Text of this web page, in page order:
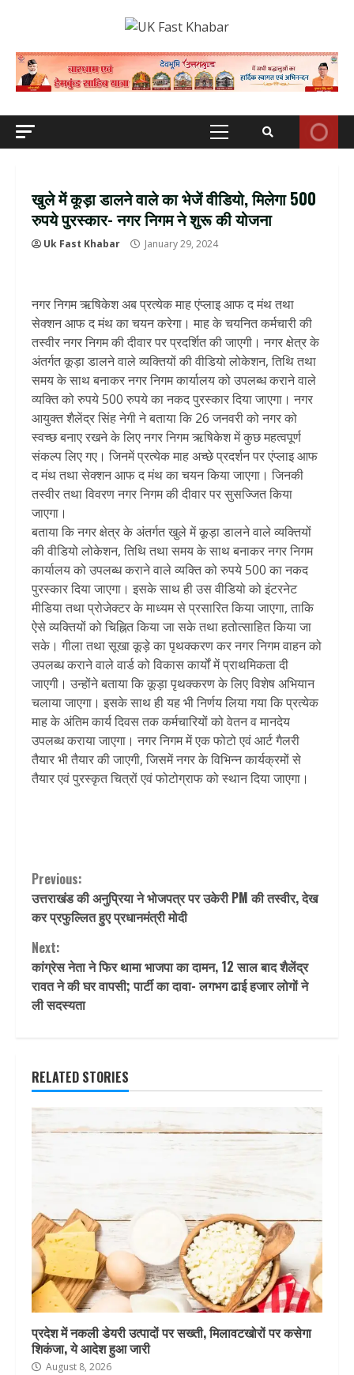
Primary
खुले में कूड़ा डालने वाले का भेजें वीडियो, मिलेगा 500
रुपये पुरस्कार- नगर निगम ने शुरू की योजना
Uk Fast Khabar January 29, 2024
नगर निगम ऋषिकेश अब प्रत्येक माह एंप्लाइ आफ द मंथ तथा
सेक्शन आफ द मंथ का चयन करेगा। माह के चयनित कर्मचारी की
तस्वीर नगर निगम की दीवार पर प्रदर्शित की जाएगी। नगर क्षेत्र के
अंतर्गत कूड़ा डालने वाले व्यक्तियों की वीडियो लोकेशन, तिथि तथा
समय के साथ बनाकर नगर निगम कार्यालय को उपलब्ध कराने वाले
व्यक्ति को रुपये 500 रुपये का नकद पुरस्कार दिया जाएगा। नगर
आयुक्त शैलेंद्र सिंह नेगी ने बताया कि 26 जनवरी को नगर को
स्वच्छ बनाए रखने के लिए नगर निगम ऋषिकेश में कुछ महत्वपूर्ण
संकल्प लिए गए। जिनमें प्रत्येक माह अच्छे प्रदर्शन पर एंप्लाइ आफ
द मंथ तथा सेक्शन आफ द मंथ का चयन किया जाएगा। जिनकी
तस्वीर तथा विवरण नगर निगम की दीवार पर सुसज्जित किया
जाएगा।
बताया कि नगर क्षेत्र के अंतर्गत खुले में कूड़ा डालने वाले व्यक्तियों
की वीडियो लोकेशन, तिथि तथा समय के साथ बनाकर नगर निगम
कार्यालय को उपलब्ध कराने वाले व्यक्ति को रुपये 500 का नकद
पुरस्कार दिया जाएगा। इसके साथ ही उस वीडियो को इंटरनेट
मीडिया तथा प्रोजेक्टर के माध्यम से प्रसारित किया जाएगा, ताकि
ऐसे व्यक्तियों को चिह्नित किया जा सके तथा हतोत्साहित किया जा
सके। गीला तथा सूखा कूड़े का पृथक्करण कर नगर निगम वाहन को
उपलब्ध कराने वाले वार्ड को विकास कार्यों में प्राथमिकता दी
जाएगी। उन्होंने बताया कि कूड़ा पृथक्करण के लिए विशेष अभियान
चलाया जाएगा। इसके साथ ही यह भी निर्णय लिया गया कि प्रत्येक
माह के अंतिम कार्य दिवस तक कर्मचारियों को वेतन व मानदेय
उपलब्ध कराया जाएगा। नगर निगम में एक फोटो एवं आर्ट गैलरी
तैयार भी तैयार की जाएगी, जिसमें नगर के विभिन्न कार्यक्रमों से
तैयार एवं पुरस्कृत चित्रों एवं फोटोग्राफ को स्थान दिया जाएगा।
Continue
Reading
Previous:
उत्तराखंड की अनुप्रिया ने भोजपत्र पर उकेरी PM की तस्वीर, देख
कर प्रफुल्लित हुए प्रधानमंत्री मोदी
Next:
कांग्रेस नेता ने फिर थामा भाजपा का दामन, 12 साल बाद शैलेंद्र
रावत ने की घर वापसी; पार्टी का दावा- लगभग ढाई हजार लोगों ने
ली सदस्यता
RELATED STORIES
प्रदेश में नकली डेयरी उत्पादों पर सख्ती, मिलावटखोरों पर कसेगा
शिकंजा, ये आदेश हुआ जारी
August 8, 2026